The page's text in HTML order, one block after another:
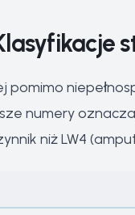
numery
niż LW4